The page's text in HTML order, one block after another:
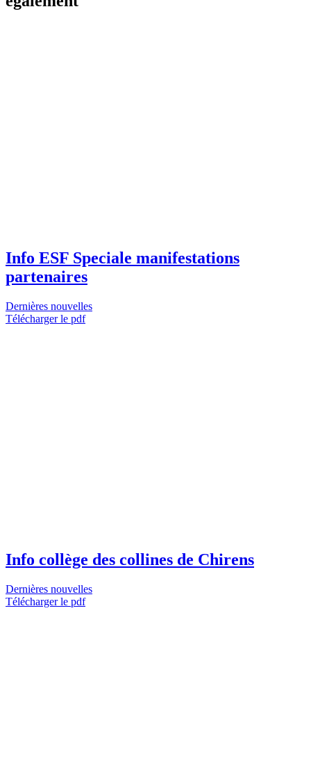
Info ESF Speciale manifestations
partenaires
Dernières nouvelles
Télécharger le pdf
Info collège des collines de Chirens
Dernières nouvelles
Télécharger le pdf